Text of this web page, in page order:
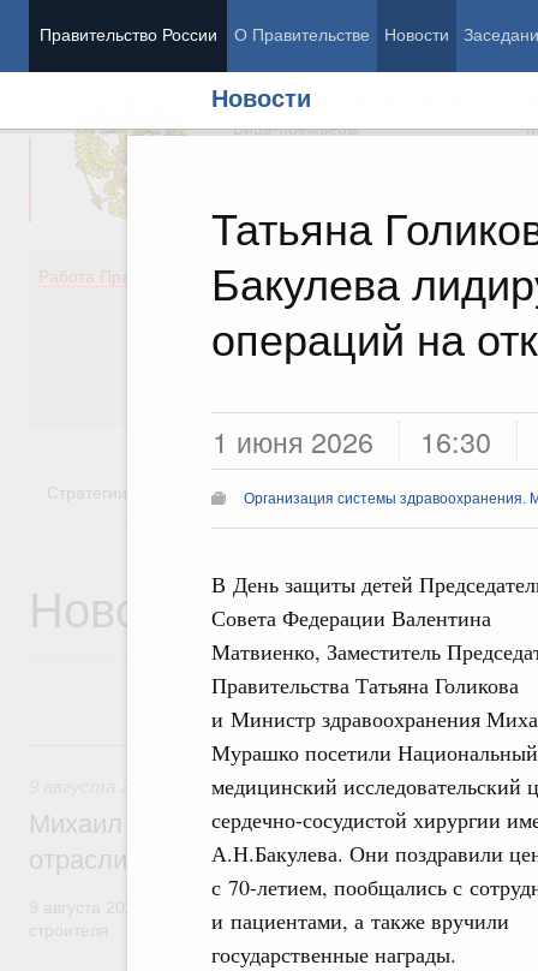
Правительство России О Правительстве Новости
Новости
Татьяна
Бакулева
операций на
1 июня 2026 16:30
Организация системы здравоохранения.
В День защиты детей
Совета Федерации Валентина
Матвиенко, Заместитель
Правительства Татьяна Голикова
и Министр здравоохранения
Мурашко посетили Национальный
медицинский исследовательский
сердечно-сосудистой хирургии
А.Н.Бакулева. Они поздравили
с 70-летием, пообщались с
и пациентами, а также вручили
государственные награды.
Председатель Правительства
Вице-премьеры
Работа Правительства
Демография
Здоровье
Образование
Культура
Стратегии Государственные программы
Новости
9 августа, воскресенье
Регулирование в сфере строительства
Михаил Мишустин поздравил
отрасли с профессиональным